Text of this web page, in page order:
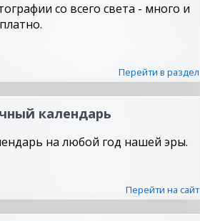
со всего света - много и
Перейти в раздел
календарь
на любой год нашей эры.
Перейти на сайт